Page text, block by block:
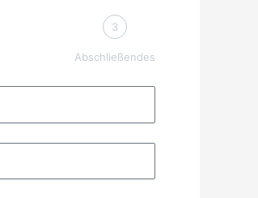
3
Abschließendes